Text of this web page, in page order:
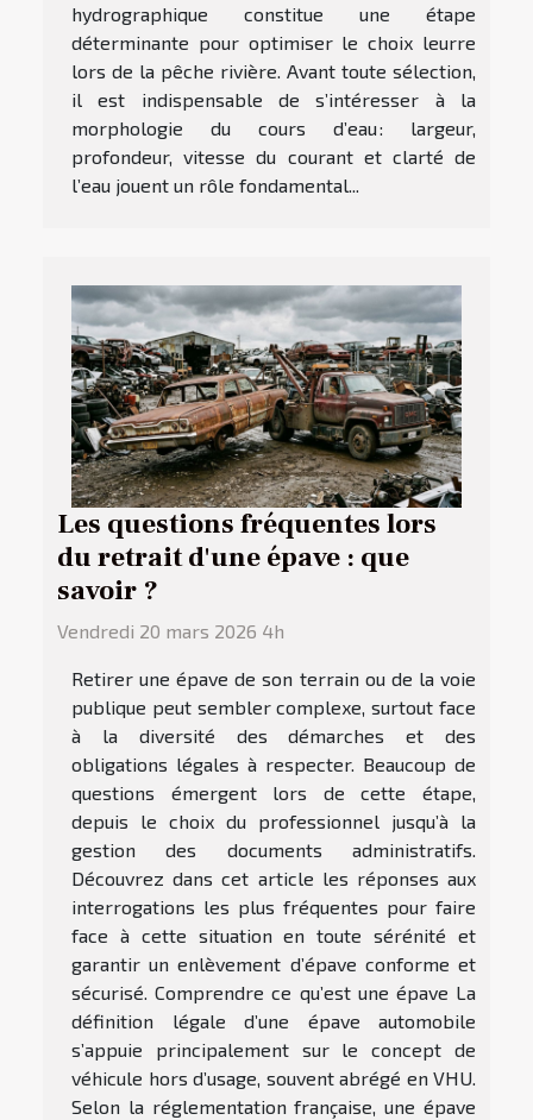
hydrographique constitue une étape
déterminante pour optimiser le choix leurre
lors de la pêche rivière. Avant toute sélection,
il est indispensable de s’intéresser à la
morphologie du cours d’eau : largeur,
profondeur, vitesse du courant et clarté de
l’eau jouent un rôle fondamental...
Les questions fréquentes lors
du retrait d'une épave : que
savoir ?
Vendredi 20 mars 2026 4h
Retirer une épave de son terrain ou de la voie
publique peut sembler complexe, surtout face
à la diversité des démarches et des
obligations légales à respecter. Beaucoup de
questions émergent lors de cette étape,
depuis le choix du professionnel jusqu’à la
gestion des documents administratifs.
Découvrez dans cet article les réponses aux
interrogations les plus fréquentes pour faire
face à cette situation en toute sérénité et
garantir un enlèvement d’épave conforme et
sécurisé. Comprendre ce qu’est une épave La
définition légale d’une épave automobile
s’appuie principalement sur le concept de
véhicule hors d’usage, souvent abrégé en VHU.
Selon la réglementation française, une épave